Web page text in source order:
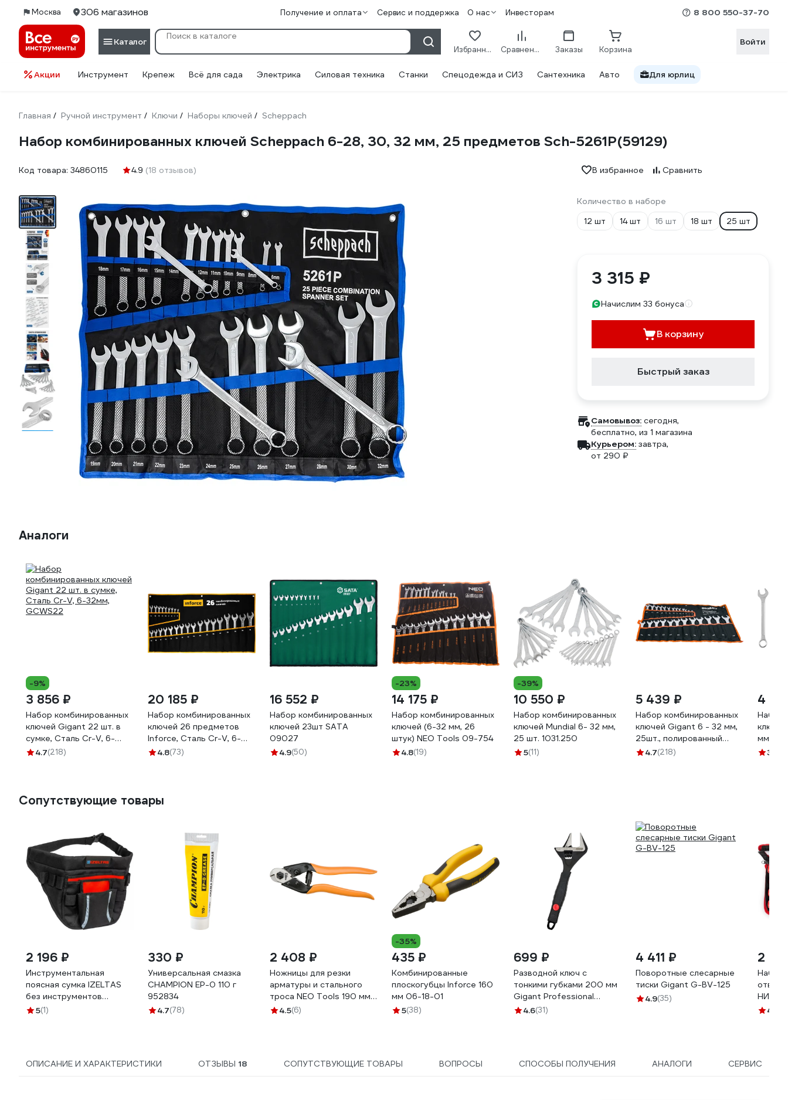
Москва 306 магазинов Получение и оплата Сервис и поддержка О нас Инвесторам 8 800 550-37-70
Каталог
Избранное Сравнение Заказы Корзина
Войти
Акции Инструмент Крепеж Всё для сада Электрика Силовая техника Станки Спецодежда и СИЗ Сантехника Авто Для юрлиц
Главная / Ручной инструмент / Ключи / Наборы ключей / Scheppach
Набор комбинированных ключей Scheppach 6-28, 30, 32 мм, 25 предметов Sch-5261P(59129)
Код товара: 34860115 4.9 (18 отзывов) В избранное Сравнить
Количество в наборе
12 шт
14 шт 16 шт 18 шт 25 шт
3 315 ₽
Начислим 33 бонуса
В корзину
Быстрый заказ
Самовывоз: сегодня,
бесплатно, из 1 магазина
Курьером: завтра,
от 290 ₽
Аналоги
-9%
3 856 ₽
Набор комбинированных
ключей Gigant 22 шт. в
сумке, Сталь Cr-V, 6-
32мм, GCWS22
4.7(218)
20 185 ₽
Набор комбинированных
ключей 26 предметов
Inforce, Сталь Cr-V, 6-
32мм, 06-05-32
4.8(73)
16 552 ₽
Набор комбинированных
ключей 23шт SATA
09027
4.9(50)
-23%
14 175 ₽
Набор комбинированных
ключей (6-32 мм, 26
штук) NEO Tools 09-754
4.8(19)
-39%
10 550 ₽
Набор комбинированных
ключей Mundial 6- 32 мм,
25 шт. 1031.250
5(11)
5 439 ₽
Набор комбинированных
ключей Gigant 6 - 32 мм,
25шт., полированный
хром, Сталь Cr-V, 6-
4.7(218)
4
Набор
мм, 25
3.4
Сопутствующие товары
2 196 ₽
Инструментальная
поясная сумка IZELTAS
без инструментов
8430331000
5(1)
330 ₽
Универсальная смазка
CHAMPION EP-0 110 г
952834
4.7(78)
2 408 ₽
Ножницы для резки
арматуры и стального
троса NEO Tools 190 мм
01-512
4.5(6)
-35%
435 ₽
Комбинированные
плоскогубцы Inforce 160
мм 06-18-01
5(38)
699 ₽
Разводной ключ с
тонкими губками 200 мм
Gigant Professional
GPBS-20
4.6(31)
4 411 ₽
Поворотные слесарные
тиски Gigant G-BV-125
4.9(35)
2
Набор
НИО-
4.6
ОПИСАНИЕ И ХАРАКТЕРИСТИКИ ОТЗЫВЫ 18 СОПУТСТВУЮЩИЕ ТОВАРЫ ВОПРОСЫ СПОСОБЫ ПОЛУЧЕНИЯ АНАЛОГИ СЕРВИС